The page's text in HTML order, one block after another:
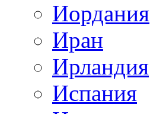
Иордания
Иран
Ирландия
Испания